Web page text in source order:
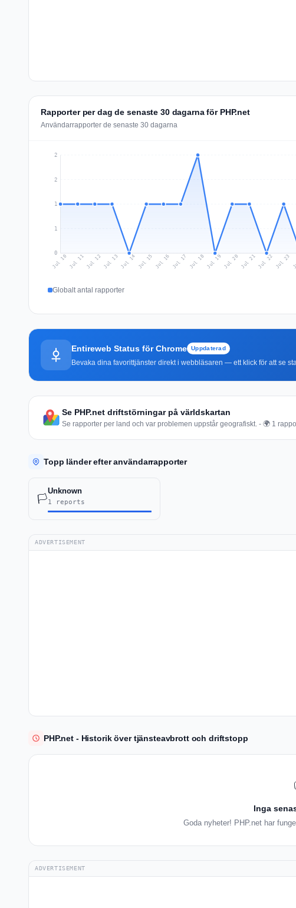
Rapporter per dag de senaste 30 dagarna för PHP.net
Användarrapporter de senaste 30 dagarna
0
1
1
2
2
Jul 10 Jul 11Jul 12Jul 13 Jul 14 Jul 15 Jul 16 Jul 17 Jul 18Jul 19 Jul 20 Jul 21Jul 22 Jul 23
Globalt antal rapporter
Entireweb Status för Chrome Uppdaterad
Bevaka dina favorittjänster direkt i webbläsaren — ett klick för att se
Se PHP.net driftstörningar på världskartan
Se rapporter per land och var problemen uppstår geografiskt. - 🌍 1
Topp länder efter användarrapporter
🏳️
Unknown
1 reports
ADVERTISEMENT
PHP.net - Historik över tjänsteavbrott och driftstopp
Inga
Goda nyheter! PHP.net har
ADVERTISEMENT